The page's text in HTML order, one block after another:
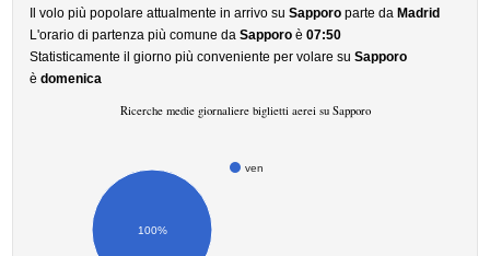
Il volo più popolare attualmente in arrivo suSapporo parte da Madrid
L'orario di partenza più comune daSapporo è07:50
Statisticamente il giorno più conveniente per volare suSapporo
èdomenica
Ricerche medie giornaliere biglietti aerei su Sapporo
ven
100%